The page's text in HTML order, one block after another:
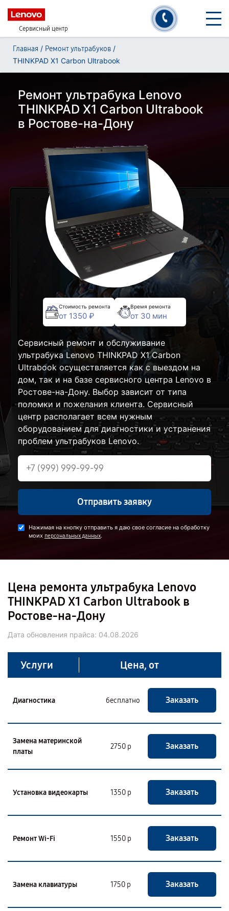
Сервисный центр
Главная / Ремонт ультрабуков /
THINKPAD X1 Carbon Ultrabook
Ремонт ультрабука Lenovo
THINKPAD X1 Carbon Ultrabook
в Ростове-на-Дону
Стоимость ремонта
от 1350 ₽
Время ремонта
от 30 мин
Сервисный ремонт и обслуживание
ультрабука Lenovo THINKPAD X1 Carbon
Ultrabook осуществляется как с выездом на
дом, так и на базе сервисного центра Lenovo в
Ростове-на-Дону. Выбор зависит от типа
поломки и пожелания клиента. Сервисный
центр располагает всем нужным
оборудованием для диагностики и устранения
проблем ультрабуков Lenovo.
Отправить заявку
Нажимая на кнопку отправить я даю свое согласие на обработку
моих персональных данных.
Цена ремонта ультрабука Lenovo
THINKPAD X1 Carbon Ultrabook в
Ростове-на-Дону
Дата обновления прайса: 04.08.2026
Услуги Цена, от
Диагностика бесплатно Заказать
Замена материнской
платы
2750 р Заказать
Установка видеокарты 1350 р Заказать
Ремонт Wi-Fi 1550 р Заказать
Замена клавиатуры 1750 р Заказать